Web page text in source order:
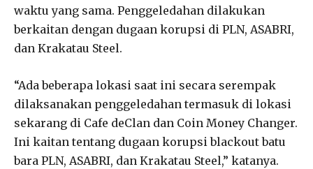
waktu yang sama. Penggeledahan dilakukan
berkaitan dengan dugaan korupsi di PLN, ASABRI,
dan Krakatau Steel.
“Ada beberapa lokasi saat ini secara serempak
dilaksanakan penggeledahan termasuk di lokasi
sekarang di Cafe deClan dan Coin Money Changer.
Ini kaitan tentang dugaan korupsi blackout batu
bara PLN, ASABRI, dan Krakatau Steel,” katanya.